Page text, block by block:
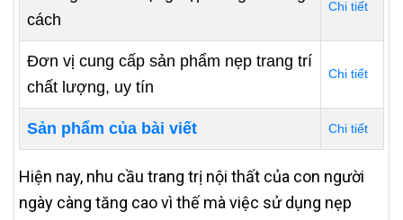
cách
Chi tiết
Đơn vị cung cấp sản phẩm nẹp trang trí
chất lượng, uy tín
Chi tiết
Sản phẩm của bài viết Chi tiết
Hiện nay, nhu cầu trang trị nội thất của con người
ngày càng tăng cao vì thế mà việc sử dụng nẹp